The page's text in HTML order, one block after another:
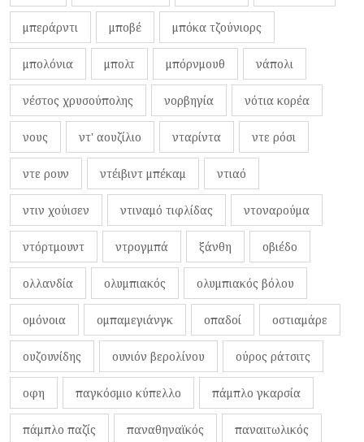
μπεράρντι μποβέ μπόκα τζούνιορς
μπολόνια μπολτ μπόρνμουθ νάπολι
νέστος χρυσούπολης νορβηγία νότια κορέα
νους ντ' αουζίλιο νταρίντα ντε ρόσι
ντε ρουν ντέιβιντ μπέκαμ ντιαό
ντιν χούισεν ντιναμό τιφλίδας ντοναρούμα
ντόρτμουντ ντρογμπά ξάνθη οβιέδο
ολλανδία ολυμπιακός ολυμπιακός βόλου
ομόνοια ομπαμεγιάνγκ οπαδοί οστιαμάρε
ουζουνίδης ουνιόν βερολίνου ούρος ράτσιτς
οφη παγκόσμιο κύπελλο πάμπλο γκαρσία
πάμπλο παζίς παναθηναϊκός παναιτωλικός